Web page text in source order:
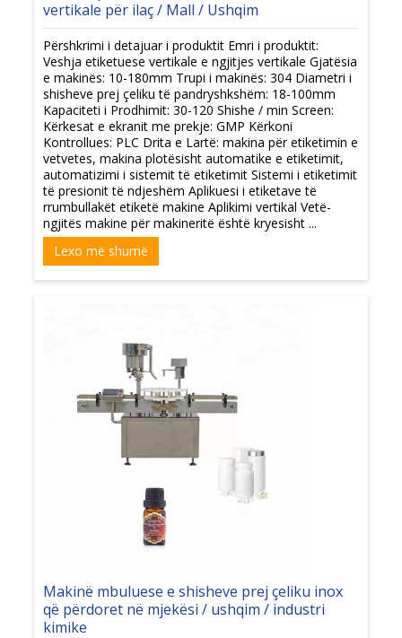
vertikale për ilaç / Mall / Ushqim
Përshkrimi i detajuar i produktit Emri i produktit:
Veshja etiketuese vertikale e ngjitjes vertikale Gjatësia
e makinës: 10-180mm Trupi i makinës: 304 Diametri i
shisheve prej çeliku të pandryshkshëm: 18-100mm
Kapaciteti i Prodhimit: 30-120 Shishe / min Screen:
Kërkesat e ekranit me prekje: GMP Kërkoni
Kontrollues: PLC Drita e Lartë: makina për etiketimin e
vetvetes, makina plotësisht automatike e etiketimit,
automatizimi i sistemit të etiketimit Sistemi i etiketimit
të presionit të ndjeshëm Aplikuesi i etiketave të
rrumbullakët etiketë makine Aplikimi vertikal Vetë-
ngjitës makine për makineritë është kryesisht ...
Lexo më shumë
Makinë mbuluese e shisheve prej çeliku inox
që përdoret në mjekësi / ushqim / industri
kimike